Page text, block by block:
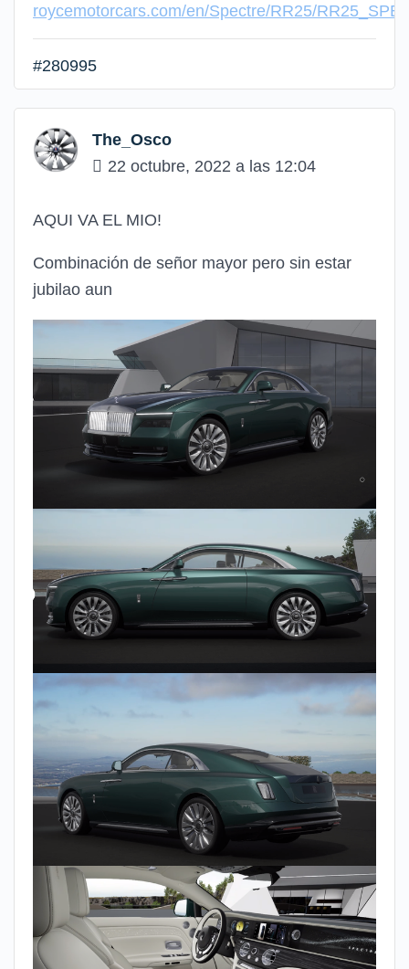
roycemotorcars.com/en/Spectre/RR25/
#280995
The_Osco
22 octubre, 2022 a las 12:04
AQUI VA EL MIO!
Combinación de señor mayor pero sin estar
jubilao aun